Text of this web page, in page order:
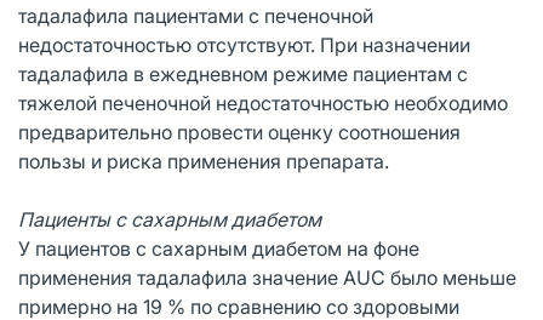
тадалафила пациентами с печеночной
недостаточностью отсутствуют. При назначении
тадалафила в ежедневном режиме пациентам с
тяжелой печеночной недостаточностью необходимо
предварительно провести оценку соотношения
пользы и риска применения препарата.
Пациенты с сахарным диабетом
У пациентов с сахарным диабетом на фоне
применения тадалафила значение AUC было меньше
примерно на 19 % по сравнению со здоровыми